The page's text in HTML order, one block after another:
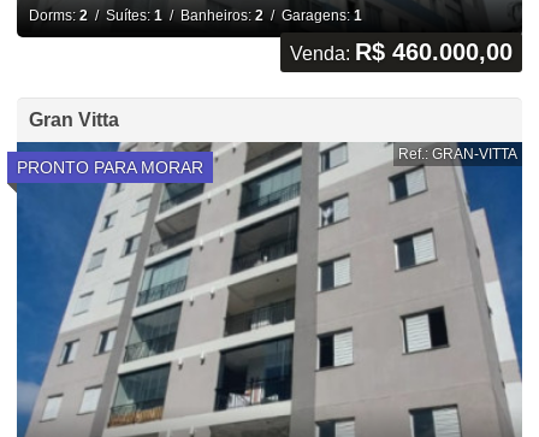
Dorms: 2/ Suítes: 1/ Banheiros: 2/ Garagens: 1
Venda: R$ 460.000,00
Gran Vitta
PRONTO PARA MORAR
Ref.: GRAN-VITTA